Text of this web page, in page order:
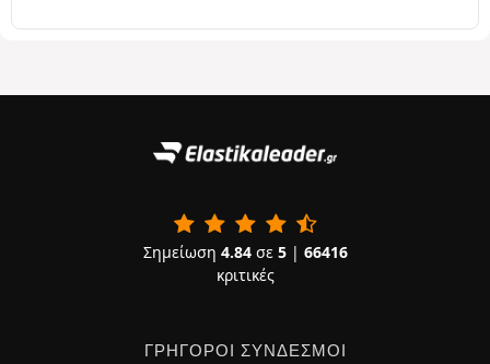
Σημείωση 4.84σε 5| 66416
κριτικές
ΓΡΉΓΟΡΟΙ ΣΎΝΔΕΣΜΟΙ